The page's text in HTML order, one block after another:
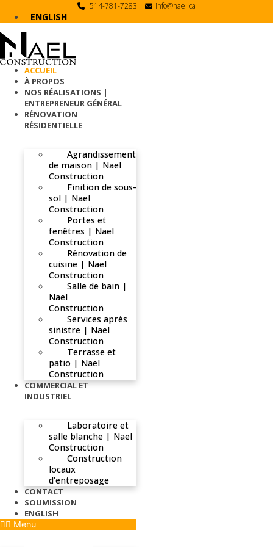
514-781-7283 | info@nael.ca
ENGLISH
ACCUEIL
À PROPOS
NOS RÉALISATIONS |
ENTREPRENEUR GÉNÉRAL
RÉNOVATION
RÉSIDENTIELLE
Agrandissement
de maison | Nael
Construction
Finition de sous-
sol | Nael
Construction
Portes et
fenêtres | Nael
Construction
Rénovation de
cuisine | Nael
Construction
Salle de bain |
Nael
Construction
Services après
sinistre | Nael
Construction
Terrasse et
patio | Nael
Construction
COMMERCIAL ET
INDUSTRIEL
Laboratoire et
salle blanche | Nael
Construction
Construction
locaux
d’entreposage
CONTACT
SOUMISSION
ENGLISH
Menu